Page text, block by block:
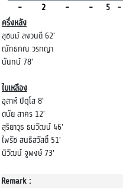
-
2 - - 5
-
ครึ่งหลัง
สุชนม์ สงวนดี 62'
ณัทธภณ วรทญา
นันทน์ 78'
ใบเหลือง
อุสาห์ ปิตุโส 8'
ดนัย สาคร 12'
สุริยาวุธ ธนวัฒน์ 46'
ไพรัช สนธิสวัสดิ์ 51'
นิวัฒน์ จูพงษ์ 73'
Remark :